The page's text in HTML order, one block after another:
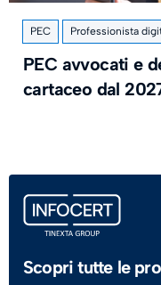
PEC Professionista
PEC avvocati e
cartaceo dal
Scopri tutte le